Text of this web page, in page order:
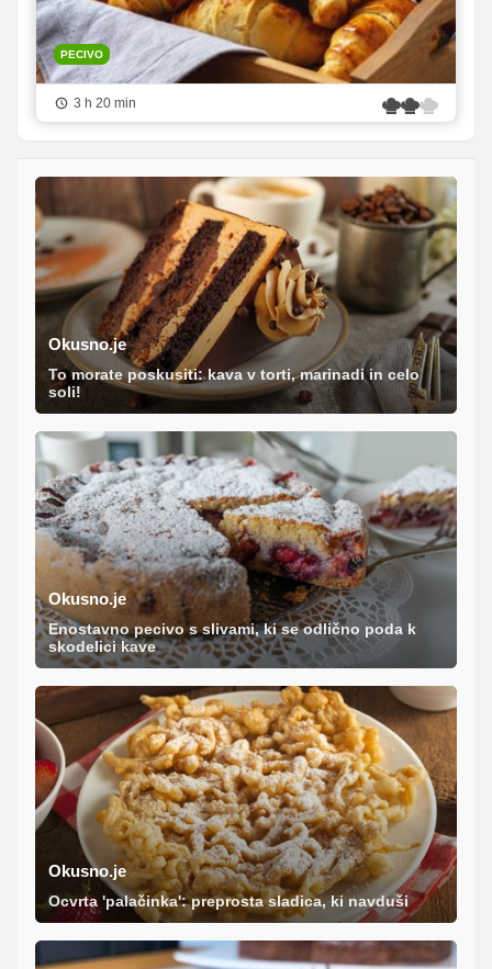
PECIVO
3 h 20 min
Okusno.je
To morate poskusiti: kava v torti, marinadi in celo
soli!
Okusno.je
Enostavno pecivo s slivami, ki se odlično poda k
skodelici kave
Okusno.je
Ocvrta 'palačinka': preprosta sladica, ki navduši